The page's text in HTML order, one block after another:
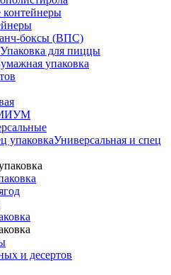
боксы (ВПС)
Упаковка для пиццы
упаковка
Универсальная и спец
и десертов